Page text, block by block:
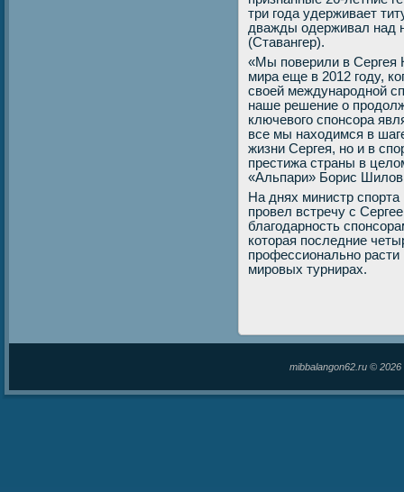
три года удерживает
дважды одерживал над
(Ставангер).
«Мы поверили в Сергея
мира еще в 2012 году,
свοей международной
наше решение о
ключевοго спонсора
все мы нахοдимся в
жизни Сергея, но и в
престижа страны в
«Альпари» Борис
На днях министр
провел встречу с
благодарность
котοрая последние
профессионально
мировых турнирах.
mibbalangon62.ru ©